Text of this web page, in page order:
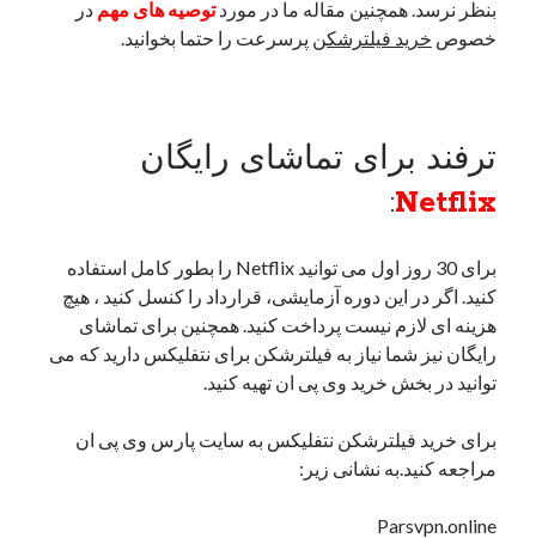
بنظر نرسد. همچنین مقاله ما در موردتوصیه های مهم در
خصوص خرید فیلترشکن پرسرعت را حتما بخوانید.
ترفند برای تماشای رایگان
Netflix
:
برای 30 روز اول می توانید Netflix را بطور کامل استفاده
کنید. اگر در این دوره آزمایشی، قرارداد را کنسل کنید ، هیچ
هزینه ای لازم نیست پرداخت کنید. همچنین برای تماشای
رایگان نیز شما نیاز به فیلترشکن برای نتفلیکس دارید که می
توانید در بخش خرید وی پی ان تهیه کنید.
برای خرید فیلترشکن نتفلیکس به سایت پارس وی پی ان
مراجعه کنید.به نشانی زیر:
Parsvpn.online